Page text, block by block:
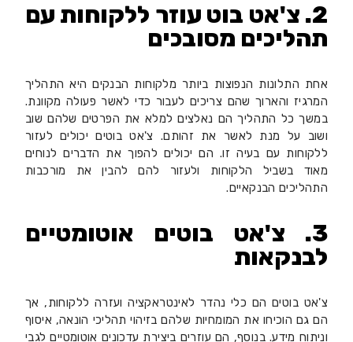
2. צ'אט בוט עוזר ללקוחות עם
תהליכים מסובכים
אחת התלונות הנפוצות ביותר מלקוחות הבנקים היא התהליך
המרגיז והארוך שהם צריכים לעבור כדי לאשר פעולה מקוונת.
במשך כל התהליך הם נאלצים למלא את הפרטים שלהם שוב
ושוב על מנת לאשר את זהותם. צ'אט בוטים יכולים לעזור
ללקוחות עם בעיה זו. הם יכולים להפוך את הדברים לנוחים
מאוד בשביל הלקוחות ולעזור להם להבין את מורכבות
התהליכים הבנקאיים.
3. צ'אט בוטים אוטומטיים
לבנקאות
צ'אט בוטים הם כלי נהדר לאינטראקציה ועזרה ללקוחות, אך
הם גם הוכיחו את המומחיות שלהם בזיהוי תהליכי הונאה, איסוף
וניתוח מידע. בנוסף, הם עוזרים ביצירת עדכונים אוטומטיים לגבי